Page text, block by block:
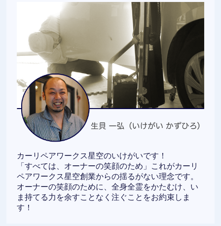
カーリペアワークス星空のいけがいです！
「すべては、オーナーの笑顔のため」これがカーリ
ペアワークス星空創業からの揺るがない理念です。
オーナーの笑顔のために、全身全霊をかたむけ、い
ま持てる力を余すことなく注ぐことをお約束しま
す！